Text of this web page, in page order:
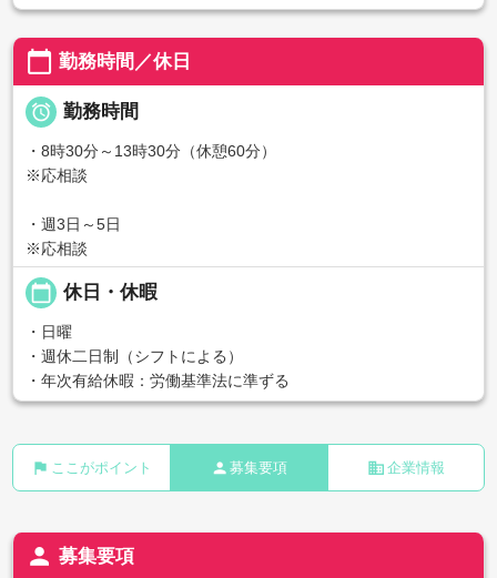
calendar_today 勤務時間／休日
 勤務時間
・8時30分～13時30分（休憩60分）
※応相談
・週3日～5日
※応相談
calendar_today 休日・休暇
・日曜
・週休二日制（シフトによる）
・年次有給休暇：労働基準法に準ずる
flag ここがポイント person 募集要項 business 企業情報
person 募集要項